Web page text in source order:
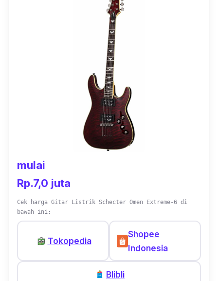
mulai
Rp.7,0 juta
Cek harga Gitar Listrik Schecter Omen Extreme-6 di
bawah ini:
Tokopedia
Shopee
Indonesia
Blibli